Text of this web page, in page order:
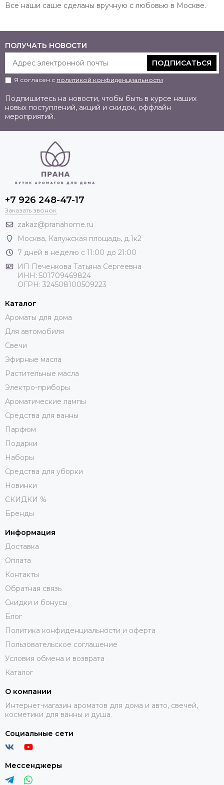
Все наши саше сделаны вручную с любовью в Москве.
ПОЛУЧАТЬ НОВОСТИ
ПОДПИСАТЬСЯ
Я согласен с политикой конфиденциальности
Подпишитесь на новости, чтобы быть в курсе наших
новых поступлений, акций и скидок, оффлайн
мероприятий.
+7 926 248-47-17
Заказать звонок
zakaz@pranahome.ru
Москва, Калужская площадь, д.1к2
7 дней в неделю с 11:00 до 21:00
ИП Печенкова Татьяна Сергеевна
ИНН: 501709469824
ОГРН: 324508100509223
Каталог
Ароматы для дома
Для автомобиля
Свечи
Эфирные масла
Растительные масла
Электро-приборы
Ароматические лампы
Средства для ванны
Парфюм
Подарки
Наборы
Средства для уборки
Новинки
СКИДКИ %
Бренды
Информация
Доставка
Оплата
Контакты
Обратная связь
Скидки и бонусы
Блог
Политика конфиденциальности и оферта
Пользовательское соглашение
Условия обмена и возврата
Каталог
О компании
Интернет-магазин ароматов для дома и авто, свечей,
косметики для ванны и душа.
Социальные сети
Мессенджеры